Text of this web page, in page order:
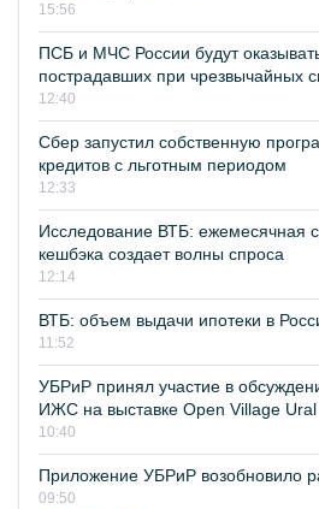
15:56
ПСБ и МЧС России будут
пострадавших при чрезвычайных
12:40
Сбер запустил собственную
кредитов с льготным периодом
12:33
Исследование ВТБ: ежемесячная
кешбэка создает волны спроса
12:14
ВТБ: объем выдачи ипотеки в
11:52
УБРиР принял участие в
ИЖС на выставке Open Village Ural
10:40
Приложение УБРиР возобновило
09:50